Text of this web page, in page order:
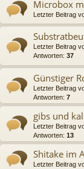
Microbox
Letzter Beitrag
Letzter Beitrag
Antworten: 37
Günstiger
Letzter Beitrag
Antworten: 7
gibs und
Letzter Beitrag
Antworten: 13
Shitake im
Letzter Beitrag